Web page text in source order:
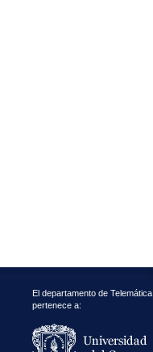
El departamento de Telemática
pertenece a: